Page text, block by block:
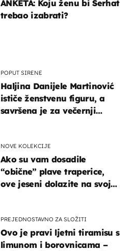
ANKETA: Koju ženu bi Serhat
trebao izabrati?
POPUT SIRENE
Haljina Danijele Martinović
ističe ženstvenu figuru, a
savršena je za večernji
NOVE KOLEKCIJE
Ako su vam dosadile
“obične” plave traperice,
ove jeseni dolazite na svoje
PREJEDNOSTAVNO ZA SLOŽITI
Ovo je pravi ljetni tiramisu s
limunom i borovnicama –